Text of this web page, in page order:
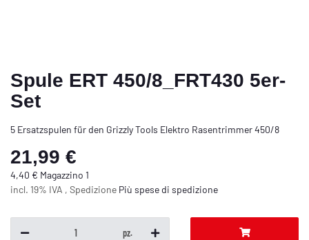
Spule ERT 450/8_FRT430 5er-
Set
5 Ersatzspulen für den Grizzly Tools Elektro Rasentrimmer 450/8
21,99 €
4,40 € Magazzino 1
incl. 19% IVA , Spedizione Più spese di spedizione
pz.